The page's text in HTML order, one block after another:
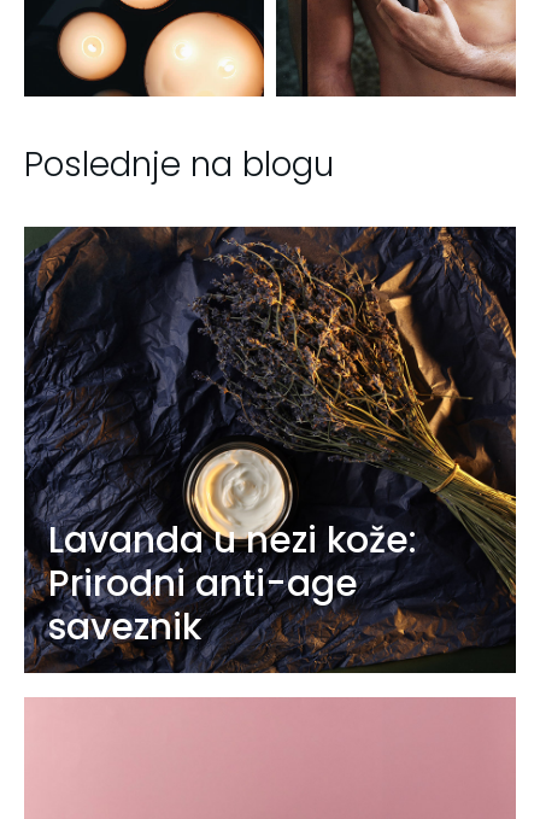
Poslednje na blogu
Lavanda u nezi kože:
Prirodni anti-age
saveznik